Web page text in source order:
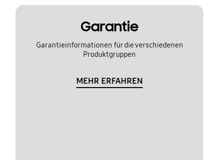
Garantie
Garantieinformationen für die verschiedenen
Produktgruppen
MEHR ERFAHREN